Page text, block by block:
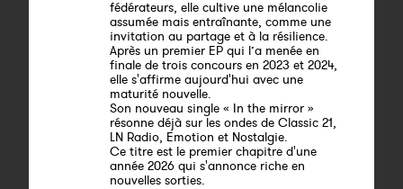
fédérateurs, elle cultive une mélancolie
assumée mais entraînante, comme une
invitation au partage et à la résilience.
Après un premier EP qui l’a menée en
finale de trois concours en 2023 et 2024,
elle s'affirme aujourd'hui avec une
maturité nouvelle.
Son nouveau single « In the mirror »
résonne déjà sur les ondes de Classic 21,
LN Radio, Emotion et Nostalgie.
Ce titre est le premier chapitre d'une
année 2026 qui s'annonce riche en
nouvelles sorties.